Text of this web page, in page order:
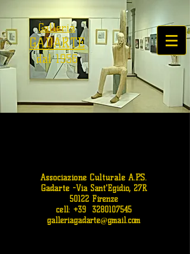
Galleria
GADARTE
dal 1956
Associazione Culturale A.P.S.
Gadarte-Via Sant'Egidio, 27R
50122 Firenze
cell: +39 3280107545
galleriagadarte@gmail.com